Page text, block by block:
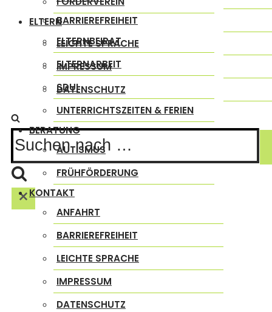
BARRIEREFREIHEIT
LEICHTE SPRACHE
IMPRESSUM
DATENSCHUTZ
Suchen
nach …
ELTERN
ELTERNBEIRAT
ELTERNARBEIT
SDUI
UNTERRICHTSZEITEN & FERIEN
BERATUNG
AUTISMUS
FRÜHFÖRDERUNG
KONTAKT
ANFAHRT
BARRIEREFREIHEIT
LEICHTE SPRACHE
IMPRESSUM
DATENSCHUTZ